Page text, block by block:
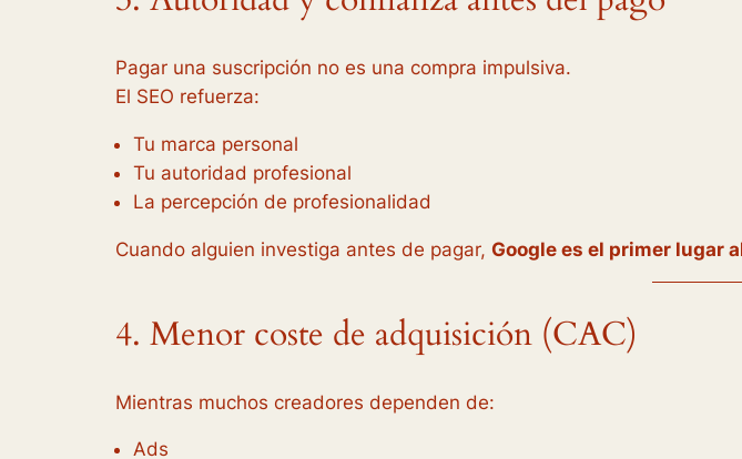
Pagar una suscripción no es una compra impulsiva.
El SEO refuerza:
Tu marca personal
Tu autoridad profesional
La percepción de profesionalidad
Cuando alguien investiga antes de pagar, Google es el primer lugar
4. Menor coste de adquisición (CAC)
Mientras muchos creadores dependen de:
Ads